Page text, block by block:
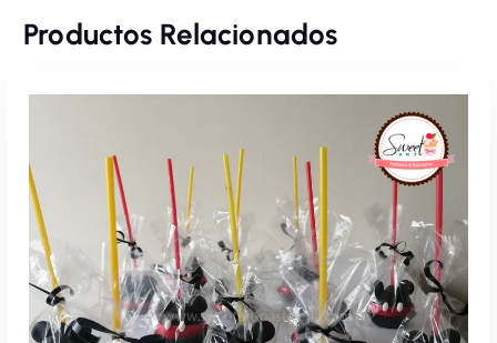
Productos Relacionados